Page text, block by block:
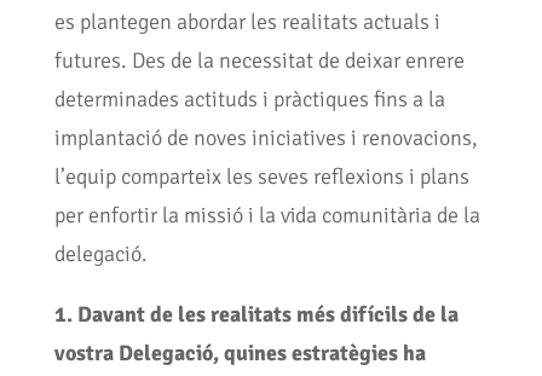
es plantegen abordar les realitats actuals i
futures. Des de la necessitat de deixar enrere
determinades actituds i pràctiques fins a la
implantació de noves iniciatives i renovacions,
l’equip comparteix les seves reflexions i plans
per enfortir la missió i la vida comunitària de la
delegació.
1. Davant de les realitats més difícils de la
vostra Delegació, quines estratègies ha